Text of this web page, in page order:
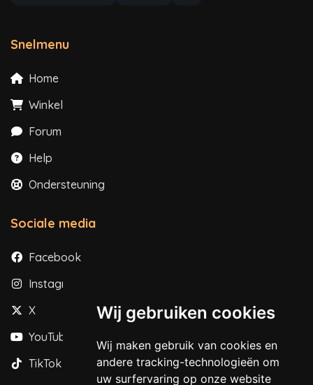
Wij gebruiken cookies
Wij maken gebruik van cookies en
andere tracking-technologieën om
uw surfervaring op onze website
Snelmenu
Home
Winkel
Forum
Help
Ondersteuning
Sociale media
Facebook
Instagram
X
YouTube
TikTok